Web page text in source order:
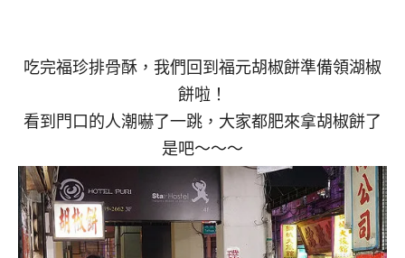
吃完福珍排骨酥，我們回到福元胡椒餅準備領湖椒
餅啦！
看到門口的人潮嚇了一跳，大家都肥來拿胡椒餅了
是吧～～～